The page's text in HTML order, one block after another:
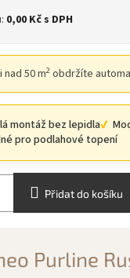
0,00 Kčs DPH
nad 50 m2obdržíte
montáž bez lepidla
pro podlahové topení
Přidat do košíku
Purline